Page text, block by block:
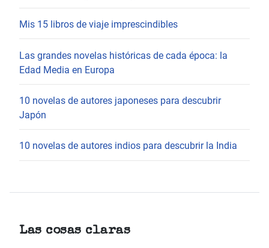
Mis 15 libros de viaje imprescindibles
Las grandes novelas históricas de cada época: la
Edad Media en Europa
10 novelas de autores japoneses para descubrir
Japón
10 novelas de autores indios para descubrir la India
Las cosas claras